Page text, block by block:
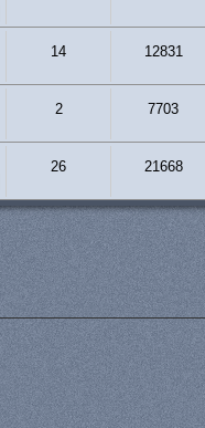
14 12831
2 7703
26 21668